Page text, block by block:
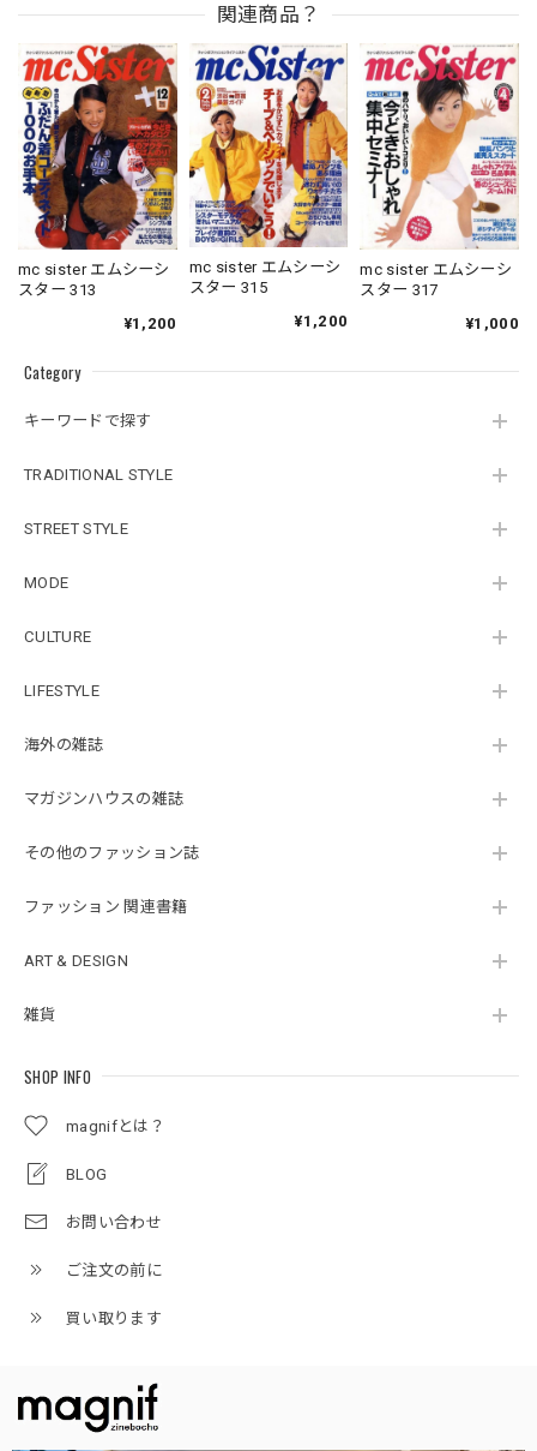
Category
キーワードで探す
TRADITIONAL STYLE
STREET STYLE
MODE
CULTURE
LIFESTYLE
海外の雑誌
マガジンハウスの雑誌
その他のファッション誌
ファッション 関連書籍
ART & DESIGN
雑貨
SHOP INFO
magnifとは？
BLOG
お問い合わせ
ご注文の前に
買い取ります
関連商品？
mc sister エムシーシ
スター 313
¥1,200
mc sister エムシーシ
スター 315
¥1,200
mc sister エムシーシ
スター 317
¥1,000